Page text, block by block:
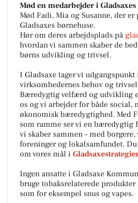
Mød en medarbejder i
Mød Fadi, Mia og Susanne, der
Gladsaxes børnehuse.
Hør om deres arbejdsplads på
hvordan vi sammen skaber de
børns udvikling og trivsel.
I Gladsaxe tager vi
virksomhedernes behov og
Bæredygtig velfærd og udvikling
os og vi arbejder for både
økonomisk bæredygtighed. Med
som ramme ser vi en bæredygtig
vi skaber sammen – med
foreninger og lokalsamfundet.
om vores mål i
Ingen ansatte i Gladsaxe
bruge tobaksrelaterede
som for eksempel snus og vapes.